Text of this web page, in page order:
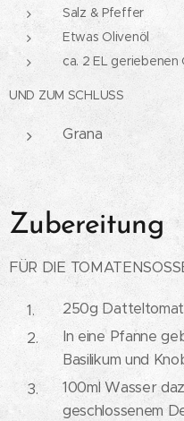
Salz & Pfeffer
Etwas Olivenöl
ca. 2 EL geriebenen
UND ZUM SCHLUSS
Grana
Zubereitung
FÜR DIE
250g
In eine Pfanne
Basilikum und
100ml Wasser
geschlossenem